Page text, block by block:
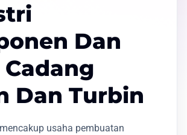
Dan
Dan Turbin
usaha pembuatan